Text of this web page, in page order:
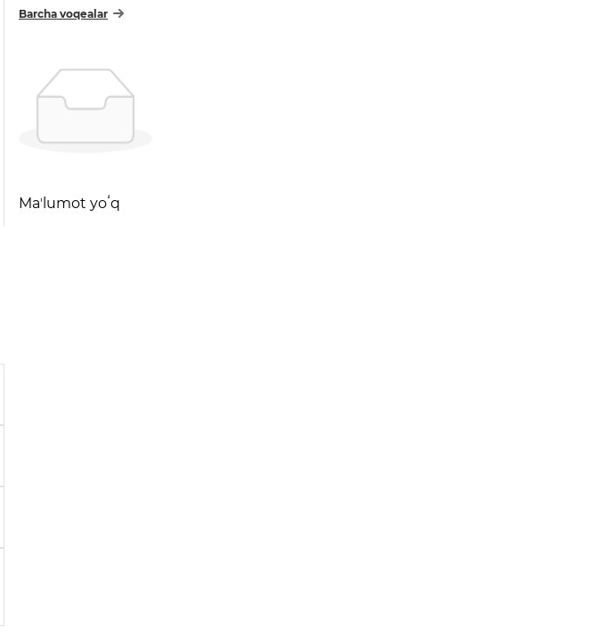
Barcha voqealar
Maʼlumot yoʻq